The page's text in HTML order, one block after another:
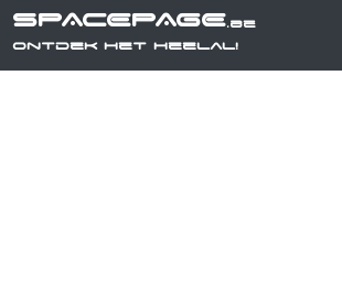
SPACEPAGE.be
Ontdek het heelal!